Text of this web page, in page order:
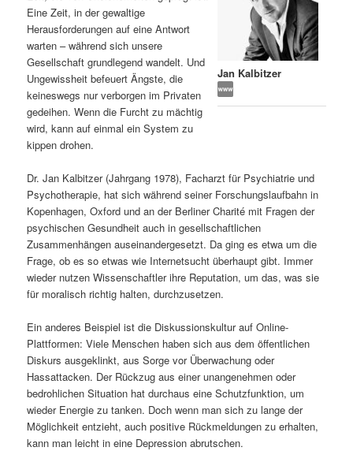
a
l
t
s
r
i
n
g
e
n
h
a
l
s
p
r
n
n
Jan Kalbitzer
Eine Zeit, in der gewaltige
Herausforderungen auf eine Antwort
warten – während sich unsere
Gesellschaft grundlegend wandelt. Und
Ungewissheit befeuert Ängste, die
keineswegs nur verborgen im Privaten
gedeihen. Wenn die Furcht zu mächtig
wird, kann auf einmal ein System zu
kippen drohen.
Dr. Jan Kalbitzer (Jahrgang 1978), Facharzt für Psychiatrie und
Psychotherapie, hat sich während seiner Forschungslaufbahn in
Kopenhagen, Oxford und an der Berliner Charité mit Fragen der
psychischen Gesundheit auch in gesellschaftlichen
Zusammenhängen auseinandergesetzt. Da ging es etwa um die
Frage, ob es so etwas wie Internetsucht überhaupt gibt. Immer
wieder nutzen Wissenschaftler ihre Reputation, um das, was sie
für moralisch richtig halten, durchzusetzen.
Ein anderes Beispiel ist die Diskussionskultur auf Online-
Plattformen: Viele Menschen haben sich aus dem öffentlichen
Diskurs ausgeklinkt, aus Sorge vor Überwachung oder
Hassattacken. Der Rückzug aus einer unangenehmen oder
bedrohlichen Situation hat durchaus eine Schutzfunktion, um
wieder Energie zu tanken. Doch wenn man sich zu lange der
Möglichkeit entzieht, auch positive Rückmeldungen zu erhalten,
kann man leicht in eine Depression abrutschen.